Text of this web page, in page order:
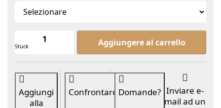
Stück
Palmöl raff. Bio at Da 10,00 €,
Aggiungere al carrello
Aggiungi
alla
Confrontare Domande? Inviare e-
mail ad un